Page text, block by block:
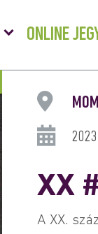
Menü
lenyitása
ONLINE
XX
A XX.